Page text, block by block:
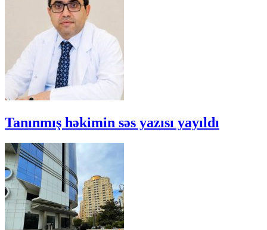
Tanınmış həkimin səs yazısı yayıldı